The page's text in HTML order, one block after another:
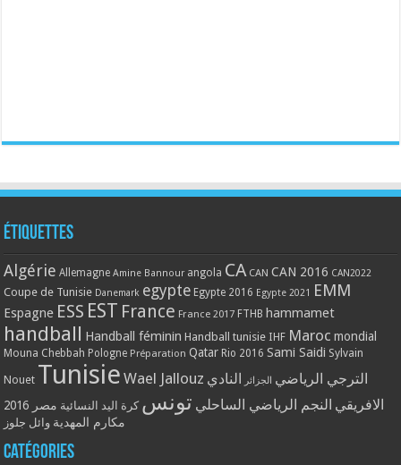
Étiquettes
Algérie Allemagne Amine Bannour angola CA CAN CAN 2016 CAN2022
Coupe de Tunisie Danemark egypte Egypte 2016 Egypte 2021 EMM
Espagne ESS EST France France 2017 FTHB hammamet
handball Handball féminin Handball tunisie IHF Maroc mondial
Mouna Chebbah Pologne Préparation Qatar Rio 2016 Sami Saidi Sylvain
Nouet Tunisie Wael Jallouz الترجي الرياضي الجزائر النادي
الافريقي النجم الرياضي الساحلي تونس كرة اليد النسائية مصر 2016
مكارم المهدية وائل جلوز
Catégories